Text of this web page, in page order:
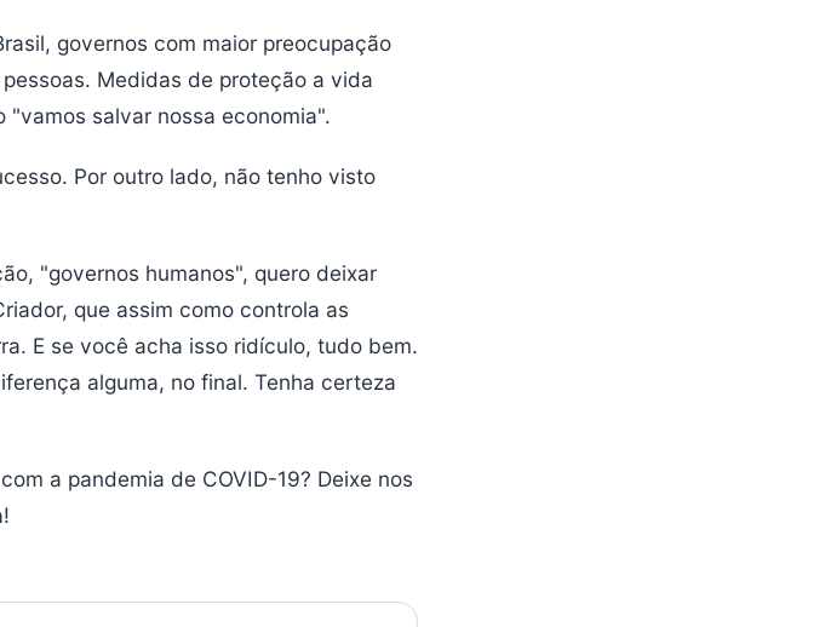
governos com maior preocupação
Medidas de proteção a vida
salvar nossa economia".
Por outro lado, não tenho visto
"governos humanos", quero deixar
que assim como controla as
E se você acha isso ridículo, tudo bem.
alguma, no final. Tenha certeza
a pandemia de COVID-19? Deixe nos